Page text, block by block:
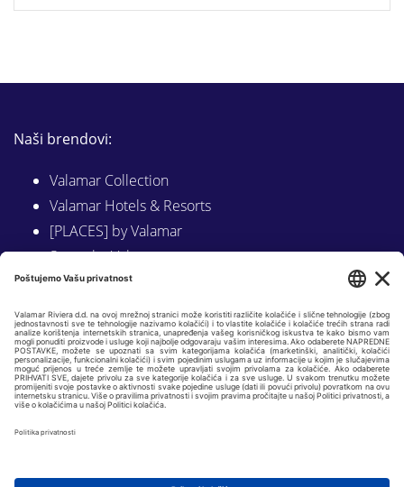
Naši brendovi:
Valamar Collection
Valamar Hotels & Resorts
[PLACES] by Valamar
Sunny by Valamar
Valamar Camping
Istraži na Valamar.com
Slijedite nas na: